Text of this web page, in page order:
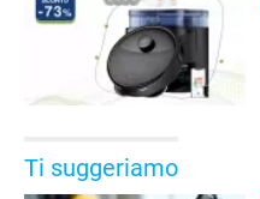
Ti suggeriamo